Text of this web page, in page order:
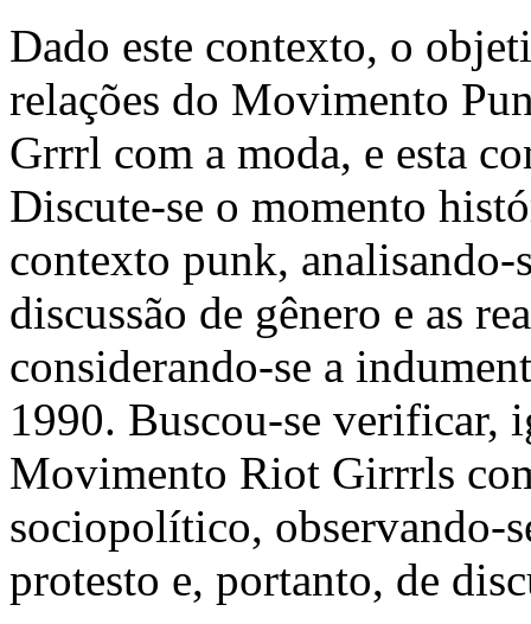
Dado este contexto, o
relações do Movimento
Grrrl com a moda, e esta
Discute-se o momento
contexto punk,
discussão de gênero e as
considerando-se a
1990. Buscou-se verificar,
Movimento Riot Girrrls
sociopolítico, observando-
protesto e, portanto, de